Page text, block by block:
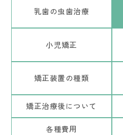
乳歯の虫歯治療
小児矯正
矯正装置の種類
矯正治療後について
各種費用